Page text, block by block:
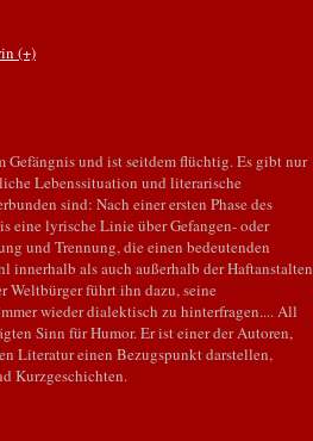
(+)
Gefängnis und ist seitdem flüchtig. Es gibt nur
Lebenssituation und literarische
sind: Nach einer ersten Phase des
eine lyrische Linie über Gefangen- oder
und Trennung, die einen bedeutenden
innerhalb als auch außerhalb der Haftanstalten
Weltbürger führt ihn dazu, seine
wieder dialektisch zu hinterfragen.... All
Sinn für Humor. Er ist einer der Autoren,
Literatur einen Bezugspunkt darstellen,
Kurzgeschichten.